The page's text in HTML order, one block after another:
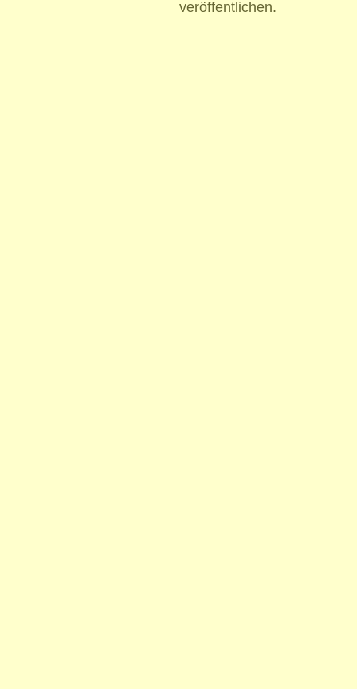
veröffentlichen.